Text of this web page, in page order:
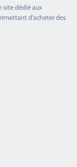
site dédié aux
d’acheter des